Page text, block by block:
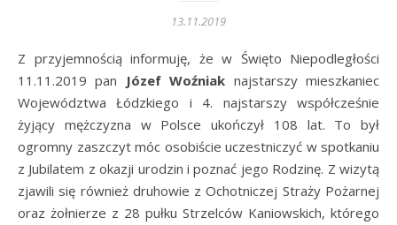
13.11.2019
Z przyjemnością informuję, że w Święto Niepodległości
11.11.2019 pan
Józef Woźniak najstarszy mieszkaniec
Województwa Łódzkiego i 4. najstarszy współcześnie
żyjący mężczyzna w Polsce ukończył 108 lat. To był
ogromny zaszczyt móc osobiście uczestniczyć w spotkaniu
z Jubilatem z okazji urodzin i poznać jego Rodzinę. Z wizytą
zjawili się również druhowie z Ochotniczej Straży Pożarnej
oraz żołnierze z 28 pułku Strzelców Kaniowskich, którego